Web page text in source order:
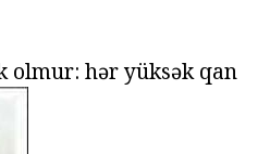
olmur: hər yüksək qan